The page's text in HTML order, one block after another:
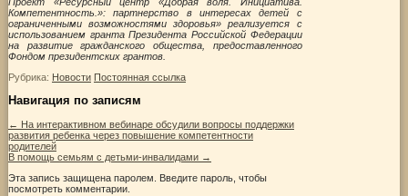
Компетентность.»: партнерство в интересах детей с
ограниченными возможностями здоровья» реализуется с
использованием гранта Президента Российской Федерации
на развитие гражданского общества, предоставленного
Фондом президентских грантов.
Рубрика: Новости Постоянная ссылка
Навигация по записям
← На интерактивном вебинаре обсудили вопросы поддержки
развития ребенка через повышение компетентности
родителей
В помощь семьям с детьми-инвалидами →
Эта запись защищена паролем. Введите пароль, чтобы
посмотреть комментарии.